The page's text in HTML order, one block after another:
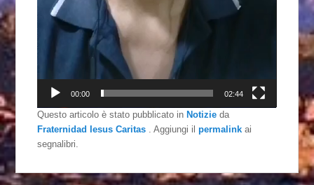
00:00 02:44
Questo articolo è stato pubblicato in Notizie da
Fraternidad Iesus Caritas . Aggiungi ilpermalink ai
segnalibri.